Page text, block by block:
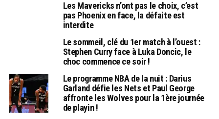
Les Mavericks n’ont pas le choix, c’est
pas Phoenix en face, la défaite est
interdite
Le sommeil, clé du 1er match à l’ouest :
Stephen Curry face à Luka Doncic, le
choc commence ce soir !
Le programme NBA de la nuit : Darius
Garland défie les Nets et Paul George
affronte les Wolves pour la 1ère journée
de playin !